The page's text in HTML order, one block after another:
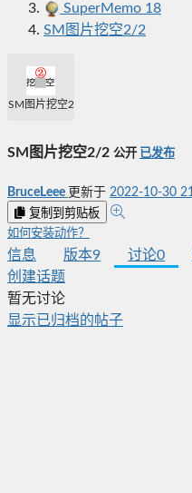
SuperMemo 18
SM图片挖空2/2
SM图片挖空2/2
SM图片挖空2/2 公开 已发布
BruceLeee 更新于 2022-10-30
复制到剪贴板
如何安装动作？
信息 版本9 讨论0
创建话题
暂无讨论
显示已归档的帖子